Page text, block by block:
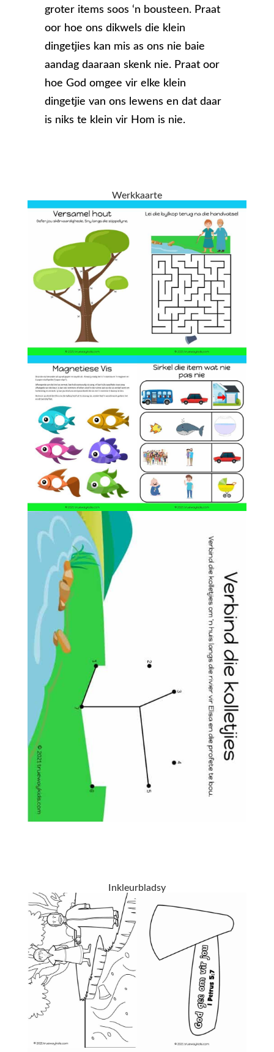
groter items soos ‘n bousteen. Praat
oor hoe ons dikwels die klein
dingetjies kan mis as ons nie baie
aandag daaraan skenk nie. Praat oor
hoe God omgee vir elke klein
dingetjie van ons lewens en dat daar
is niks te klein vir Hom is nie.
Werkkaarte
Inkleurbladsy